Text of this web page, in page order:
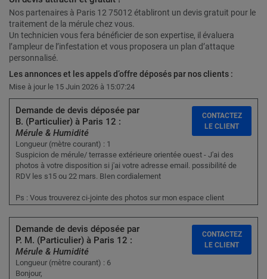
Nos partenaires à Paris 12 75012 établiront un devis gratuit pour le
traitement de la mérule chez vous.
Un technicien vous fera bénéficier de son expertise, il évaluera
l’ampleur de l’infestation et vous proposera un plan d’attaque
personnalisé.
Les annonces et les appels d’offre déposés par nos clients :
Mise à jour le 15 Juin 2026 à 15:07:24
Demande de devis déposée par
B. (Particulier) à Paris 12 :
Mérule & Humidité
Longueur (mètre courant) : 1
Suspicion de mérule/ terrasse extérieure orientée ouest - J'ai des
photos à votre disposition si j'ai votre adresse email. possibilité de
RDV les s15 ou 22 mars. BIen cordialement
Ps : Vous trouverez ci-jointe des photos sur mon espace client
CONTACTEZ
LE CLIENT
Demande de devis déposée par
P. M. (Particulier) à Paris 12 :
Mérule & Humidité
Longueur (mètre courant) : 6
Bonjour,
CONTACTEZ
LE CLIENT